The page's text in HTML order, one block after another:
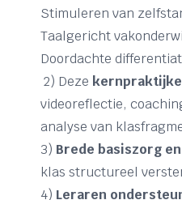
Stimuleren van
Taalgericht
Doordachte
2) Deze
videoreflectie,
analyse van
3) Brede basiszorg
klas structureel
4) Leraren